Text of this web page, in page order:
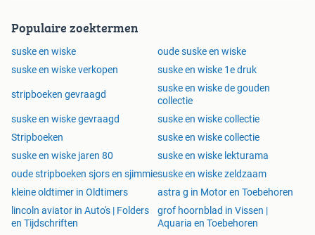
Populaire zoektermen
suske en wiske
oude suske en wiske
suske en wiske verkopen
suske en wiske 1e druk
stripboeken gevraagd
suske en wiske de gouden
collectie
suske en wiske gevraagd
suske en wiske collectie
Stripboeken
suske en wiske collectie
suske en wiske jaren 80
suske en wiske lekturama
oude stripboeken sjors en sjimmiesuske en wiske zeldzaam
kleine oldtimer in Oldtimers
astra g in Motor en Toebehoren
lincoln aviator in Auto's | Folders
en Tijdschriften
grof hoornblad in Vissen |
Aquaria en Toebehoren